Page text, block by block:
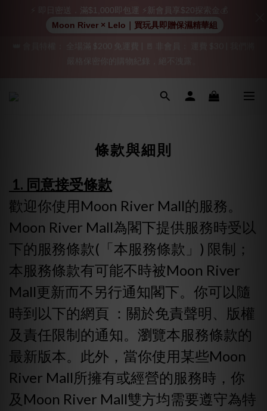
加入會員即享$20購物金  訂單商品好評再享$15購物金
嚴格保密你的購物紀錄，絕不洩露。
「保密出貨」（無店鋪資訊、一般紙箱）、隱私保護、加密付款、
立即註冊成為會員！
條款與細則
1. 同意接受條款
歡迎你使用Moon River Mall的服務。
Moon River Mall為閣下提供服務時受以
下的服務條款(「本服務條款」) 限制；
本服務條款有可能不時被Moon River
Mall更新而不另行通知閣下。你可以隨
時到以下的網頁 ：關於免責聲明、版權
及責任限制的通知。瀏覽本服務條款的
最新版本。此外，當你使用某些Moon
River Mall所擁有或經營的服務時，你
及Moon River Mall雙方均需要遵守為特
⚡ 即日密送．滿$1,000即包運 ⚡新會員享$20探索金💰
Moon River × Lelo｜買玩具即贈保濕精華組